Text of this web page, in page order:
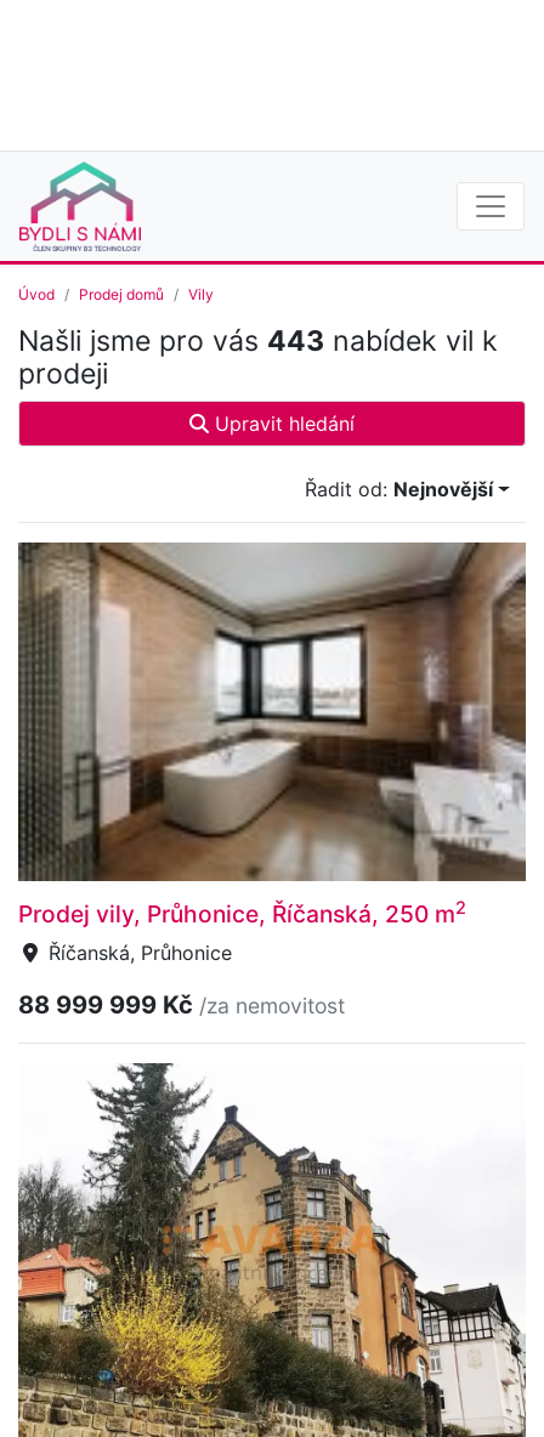
Úvod Prodej domů Vily
Našli jsme pro vás 443 nabídek vil k
prodeji
Upravit hledání
Řadit od: Nejnovější
Prodej vily, Průhonice, Říčanská, 250 m2
Říčanská, Průhonice
88 999 999 Kč /za nemovitost